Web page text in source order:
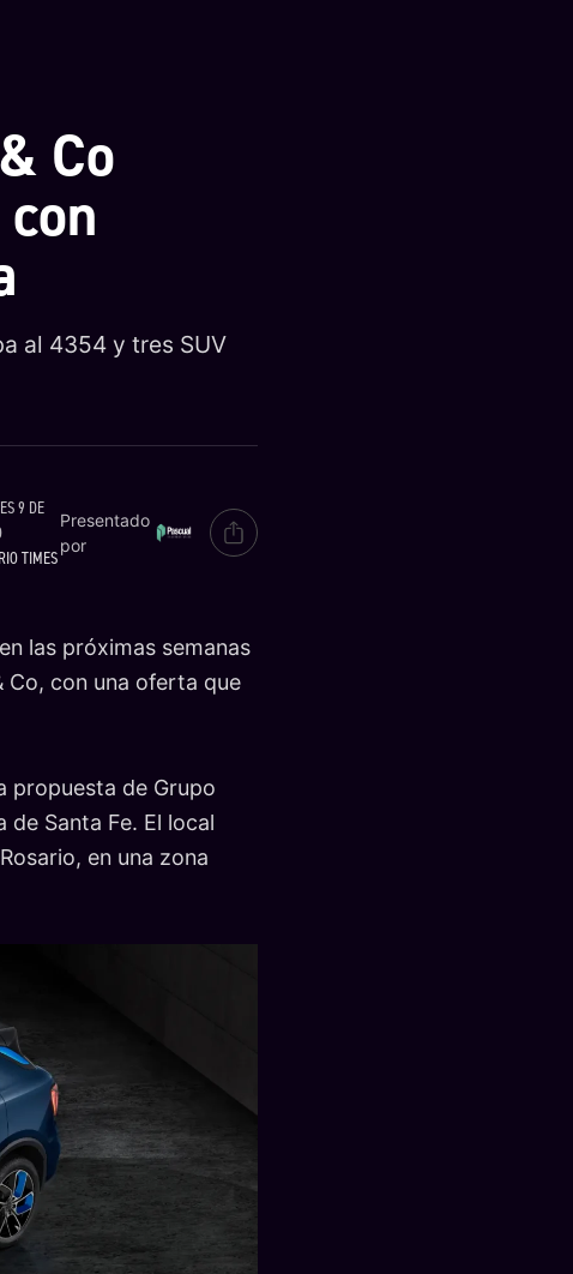
Co
al 4354 y tres SUV
9 DE
TIMES
Presentado
por
las próximas semanas
Co, con una oferta que
propuesta de Grupo
Santa Fe. El local
en una zona